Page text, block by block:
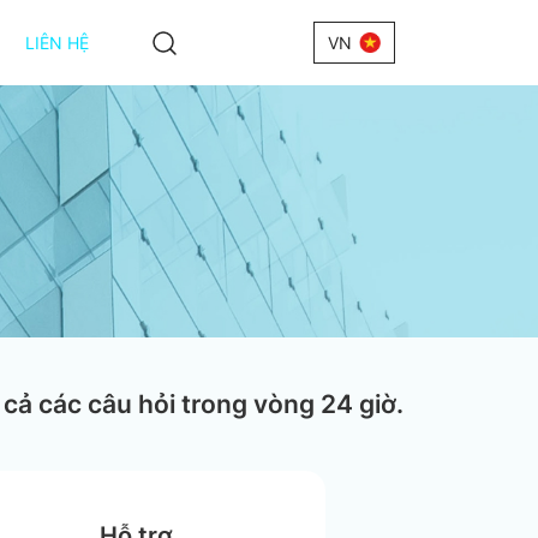
Cao
+
LIÊN HỆ VN
các câu hỏi trong vòng 24 giờ.